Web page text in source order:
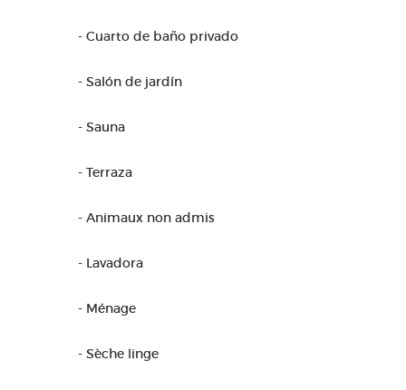
- Cuarto de baño privado
- Salón de jardín
- Sauna
- Terraza
- Animaux non admis
- Lavadora
- Ménage
- Sèche linge